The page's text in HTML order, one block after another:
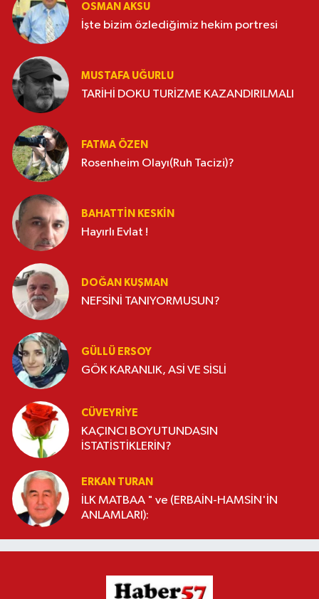
OSMAN AKSU
İşte bizim özlediğimiz hekim portresi
MUSTAFA UĞURLU
TARİHİ DOKU TURİZME KAZANDIRILMALI
FATMA ÖZEN
Rosenheim Olayı(Ruh Tacizi)?
BAHATTIN KESKİN
Hayırlı Evlat !
DOĞAN KUŞMAN
NEFSİNİ TANIYORMUSUN?
GÜLLÜ ERSOY
GÖK KARANLIK, ASİ VE SİSLİ
CÜVEYRIYE
KAÇINCI BOYUTUNDASIN
İSTATİSTİKLERİN?
ERKAN TURAN
İLK MATBAA " ve (ERBAİN-HAMSİN'İN
ANLAMLARI):